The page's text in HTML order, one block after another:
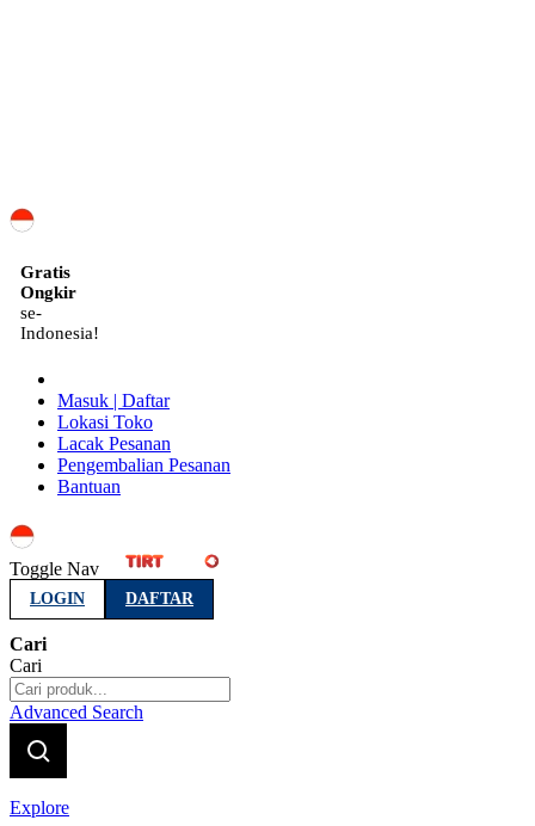
Gratis
Ongkir
se-
Indonesia!
Masuk | Daftar
Lokasi Toko
Lacak Pesanan
Pengembalian Pesanan
Bantuan
Toggle Nav
LOGIN DAFTAR
Cari
Cari
Advanced Search
Explore